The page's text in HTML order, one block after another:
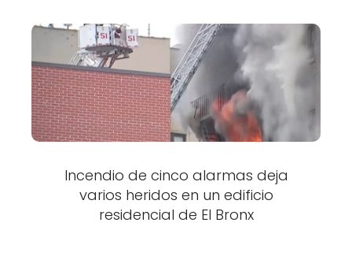
Incendio de cinco alarmas deja
varios heridos en un edificio
residencial de El Bronx